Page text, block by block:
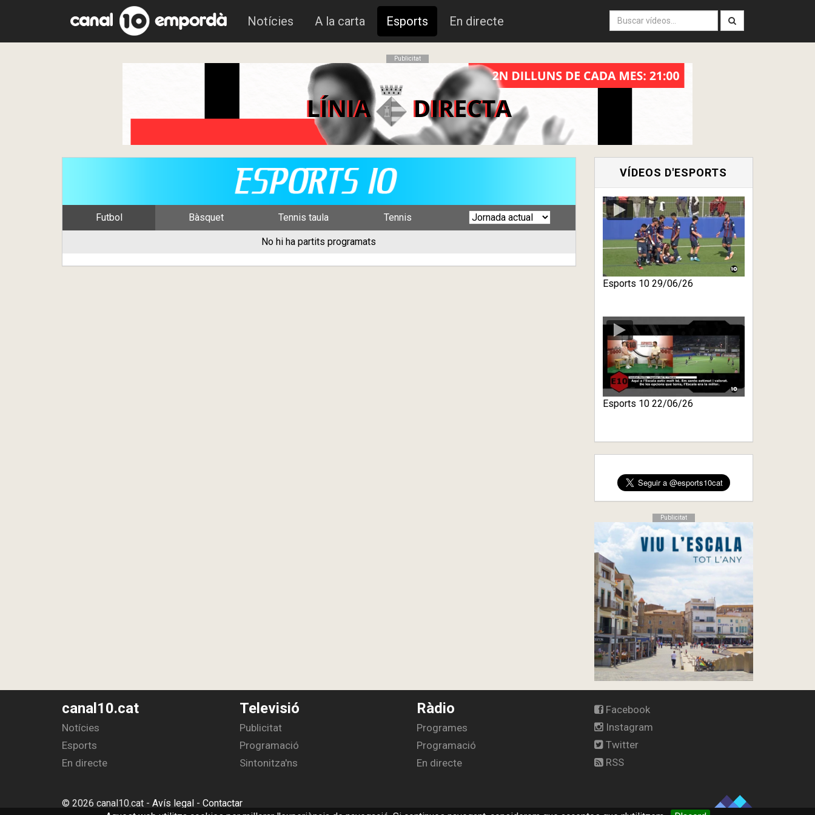
Notícies A la carta Esports En directe
Publicitat
Futbol Bàsquet Tennis taula Tennis
No hi ha partits programats
VÍDEOS D'ESPORTS
Esports 10 29/06/26
Esports 10 22/06/26
Publicitat
canal10.cat
Notícies
Esports
En directe
Televisió
Publicitat
Programació
Sintonitza'ns
Ràdio
Programes
Programació
En directe
Facebook
Instagram
Twitter
RSS
© 2026 canal10.cat - Avís legal - Contactar